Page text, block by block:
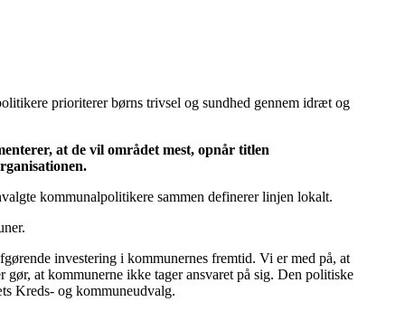
prioriterer børns trivsel og sundhed gennem idræt og
at de vil området mest, opnår titlen
kommunalpolitikere sammen definerer linjen lokalt.
investering i kommunernes fremtid. Vi er med på, at
at kommunerne ikke tager ansvaret på sig. Den politiske
Kreds- og kommuneudvalg.